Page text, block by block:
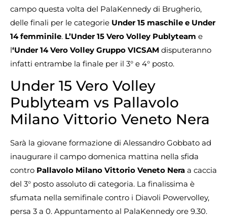
campo questa volta del PalaKennedy di Brugherio,
delle finali per le categorie Under 15 maschile e Under
14 femminile. L’Under 15 Vero Volley Publyteam e
l‘Under 14 Vero Volley Gruppo VICSAM disputeranno
infatti entrambe la finale per il 3° e 4° posto.
Under 15 Vero Volley
Publyteam vs Pallavolo
Milano Vittorio Veneto Nera
Sarà la giovane formazione di Alessandro Gobbato ad
inaugurare il campo domenica mattina nella sfida
contro Pallavolo Milano Vittorio Veneto Nera a caccia
del 3° posto assoluto di categoria. La finalissima è
sfumata nella semifinale contro i Diavoli Powervolley,
persa 3 a 0. Appuntamento al PalaKennedy ore 9.30.